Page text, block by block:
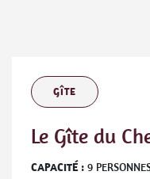
GÎTE
Le Gîte du
CAPACITÉ : 9